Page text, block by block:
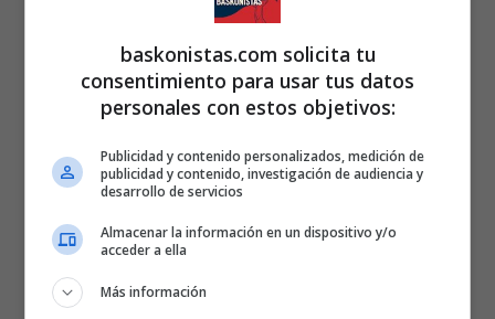
afirmando que se ha sentido muy cómodo desde el primer momento
gracias a la actitud de sus compañeros, y que espera contribuir
cuanto antes al rendimiento colectivo.
Gytis Radzevičius Temporada 25/26
baskonistas.com solicita tu
consentimiento para usar tus datos
personales con estos objetivos:
Publicidad y contenido personalizados, medición de
publicidad y contenido, investigación de audiencia y
desarrollo de servicios
Almacenar la información en un dispositivo y/o
acceder a ella
Más información